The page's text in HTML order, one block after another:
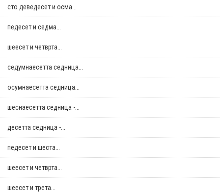
сто деведесет и осма...
педесет и седма...
шеесет и четврта...
седумнаесетта седница...
осумнaесетта седница...
шеснаесетта седница -...
десетта седница -...
педесет и шеста...
шеесет и четврта...
шеесет и трета...